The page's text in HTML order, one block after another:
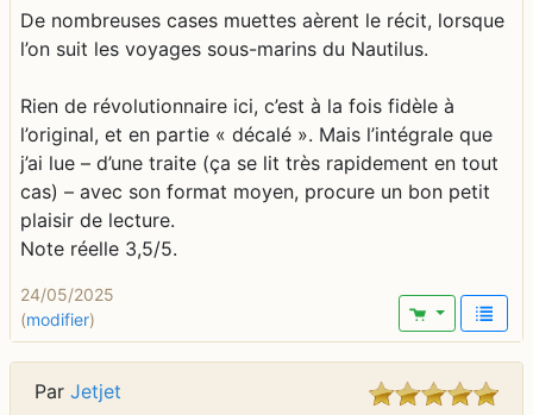
De nombreuses cases muettes aèrent le récit, lorsque
l’on suit les voyages sous-marins du Nautilus.
Rien de révolutionnaire ici, c’est à la fois fidèle à
l’original, et en partie « décalé ». Mais l’intégrale que
j’ai lue – d’une traite (ça se lit très rapidement en tout
cas) – avec son format moyen, procure un bon petit
plaisir de lecture.
Note réelle 3,5/5.
24/05/2025
(modifier)
Par Jetjet